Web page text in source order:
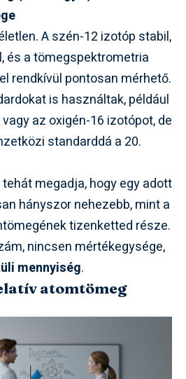
A szén-12 izotóp stabil,
és a tömegspektrometria
rendkívül pontosan mérhető.
is használtak, például
az oxigén-16 izotópot, de
standarddá a 20.
megadja, hogy egy adott
hányszor nehezebb, mint a
tizenketted része.
nincsen mértékegysége,
mennyiség.
atomtömeg